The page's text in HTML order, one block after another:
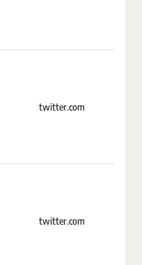
twitter.com
twitter.com